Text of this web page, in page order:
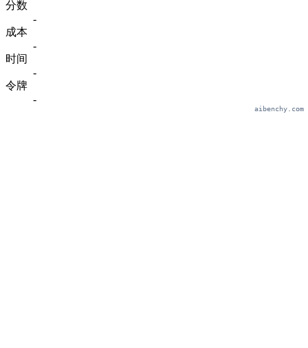
分数
-
成本
-
时间
-
令牌
-